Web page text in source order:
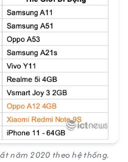
năm 2020 theo hệ thống.